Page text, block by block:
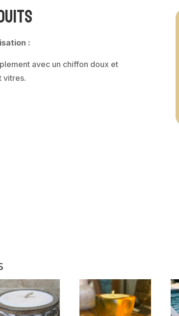
-
:
avec un chiffon doux et
vitres.